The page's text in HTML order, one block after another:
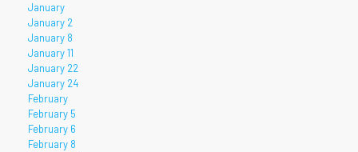
January
January 2
January 8
January 11
January 22
January 24
February
February 5
February 6
February 8